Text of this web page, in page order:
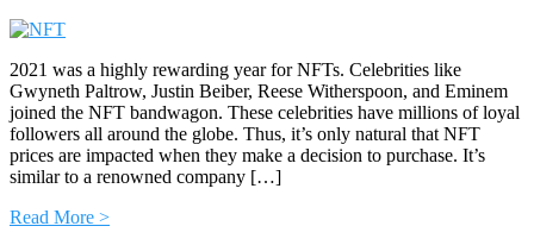
2021 was a highly rewarding year for NFTs. Celebrities like
Gwyneth Paltrow, Justin Beiber, Reese Witherspoon, and Eminem
joined the NFT bandwagon. These celebrities have millions of loyal
followers all around the globe. Thus, it’s only natural that NFT
prices are impacted when they make a decision to purchase. It’s
similar to a renowned company […]
Read More >